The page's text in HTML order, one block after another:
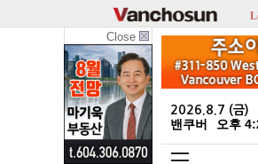
Close
2026.8.7 (금)
밴쿠버 오후